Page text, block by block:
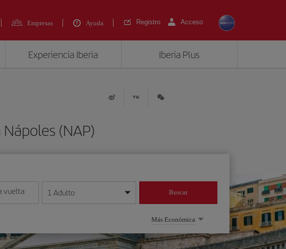
Empresas Ayuda Registro Acceso
Experiencia Iberia Iberia Plus
(NAP)
mes/año
vuelta
la fecha en formato día/mes/año
1 Adulto Buscar
Más Económica